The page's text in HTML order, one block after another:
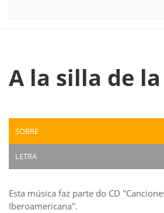
A la silla de
SOBRE
LETRA
Esta música faz parte do CD
Iberoamericana".